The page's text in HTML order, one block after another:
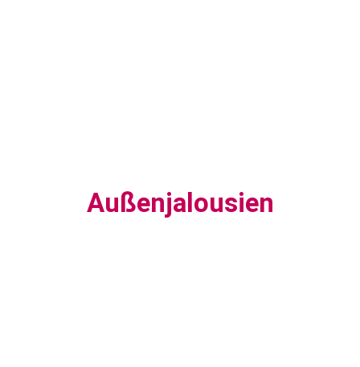
Außenjalousien